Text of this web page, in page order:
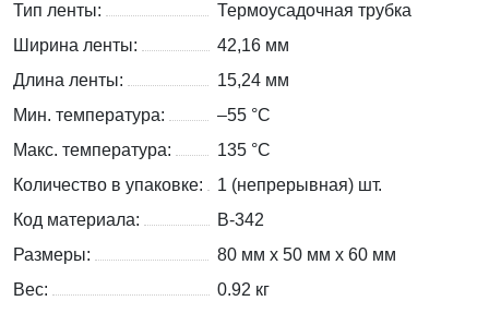
Тип ленты:
Термоусадочная трубка
Ширина ленты:
42,16 мм
Длина ленты:
15,24 мм
Мин. температура:
–55 °С
Макс. температура:
135 °С
Количество в упаковке:
1 (непрерывная) шт.
Код материала:
B-342
Размеры:
80 мм x 50 мм x 60 мм
Вес:
0.92 кг